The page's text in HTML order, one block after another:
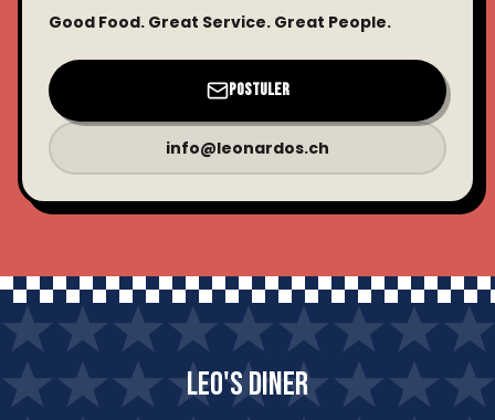
Good Food. Great Service. Great People.
Postuler
info@leonardos.ch
LEO'S DINER